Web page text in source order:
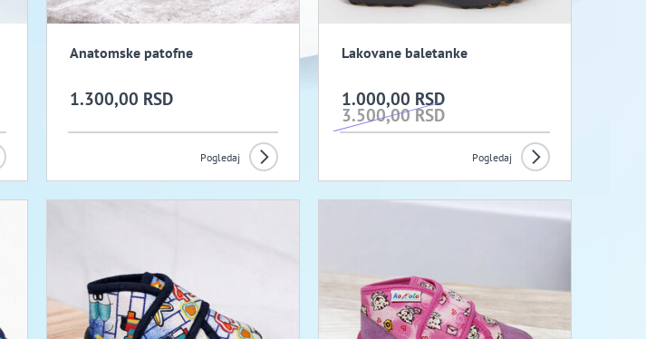
Anatomske patofne
1.300,00 RSD
Pogledaj
Lakovane baletanke
1.000,00 RSD
3.500,00 RSD
Pogledaj